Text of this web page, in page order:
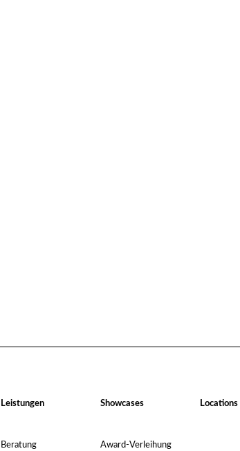
Leistungen
Beratung
Showcases
Award-Verleihung
Locations